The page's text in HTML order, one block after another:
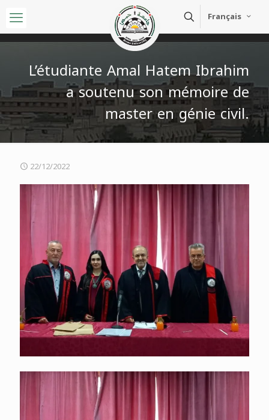
Français
L’étudiante Amal Hatem Ibrahim
a soutenu son mémoire de
master en génie civil.
22/12/2022